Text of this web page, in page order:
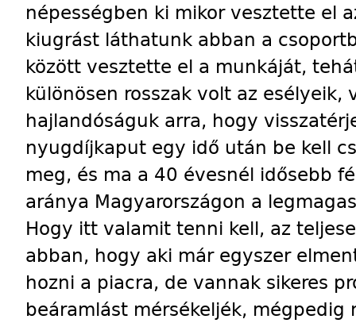
népességben ki mikor vesztette el
kiugrást láthatunk abban a
között vesztette el a munkáját,
különösen rosszak volt az esélyeik,
hajlandóságuk arra, hogy
nyugdíjkaput egy idő után be kell
meg, és ma a 40 évesnél idősebb
aránya Magyarországon a
Hogy itt valamit tenni kell, az
abban, hogy aki már egyszer
hozni a piacra, de vannak sikeres
beáramlást mérsékeljék, mégpedig